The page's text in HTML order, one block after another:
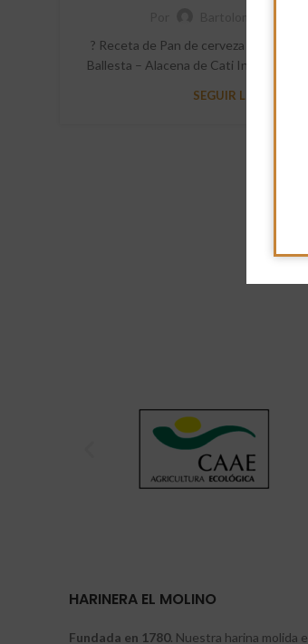
? Receta de Pan de cerveza Mahou
Ballesta – Alacena de Cati
SEGUIR LEYENDO
HARINERA EL MOLINO
Fundada en 1780. Nuestra harina molida